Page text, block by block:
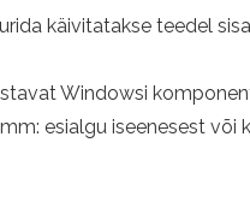
käivitatakse teedel
Windowsi
esialgu iseenesest või